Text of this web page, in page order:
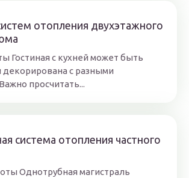
отопления двухэтажного
Гостиная с кухней может быть
с разными
просчитать...
система отопления частного
Однотрубная магистраль